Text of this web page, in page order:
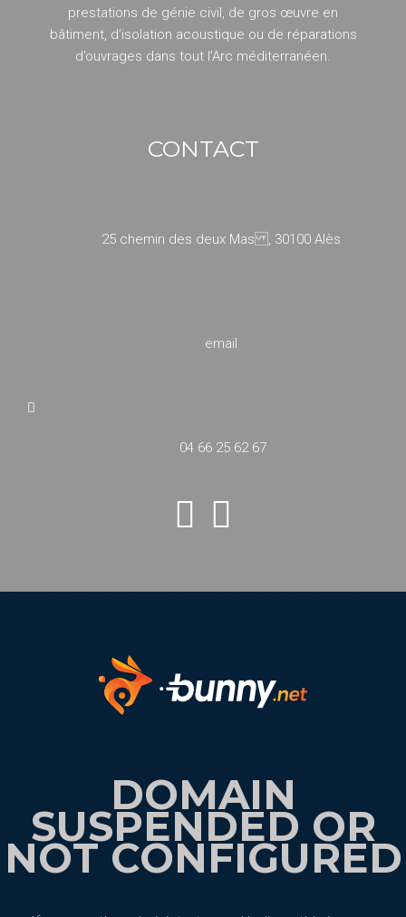
prestations de génie civil, de gros œuvre en
bâtiment, d’isolation acoustique ou de réparations
d’ouvrages dans tout l’Arc méditerranéen.
CONTACT
25 chemin des deux Mas , 30100 Alès
email
04 66 25 62 67
DOMAIN
SUSPENDED OR
NOT CONFIGURED